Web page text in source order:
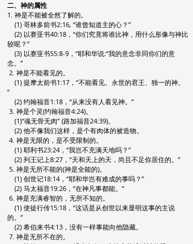
二、神的属性
1. 神是不能被全然了解的。
(1) 哥林多前书2:16, “谁曾知道主的心？”
(2) 以赛亚书40:18，“你们究竟将谁比神，用什么形像与神比
较呢？”
(3) 以赛亚书55:8-9，“耶和华说:“我的意念非同你们的意
念。”
2. 神是不能看见的。
(1) 提摩太前书1:17，“不能看见、永世的君王、独一的神。
”
(2) 约翰福音1:18，“从来没有人看见神。”
3. 神是个灵(约翰福音4:24)。
(1)“魂无骨无肉” (路加福音24:39)。
(2) 他不像我们这样，是个有肉体的被造物。
4. 神是无限的，是不受限制的。
(1) 耶利书23:24，“我岂不充满天地吗？”
(2) 列王记上8:27，“天和天上的天，尚且不足你居住的。”
5. 神是无所不能的(神是全能的)。
(1) 创世记18:14，“耶和华岂有难成的事吗？”
(2) 马太福音19:26，“在神凡事都能。”
6. 神是充满睿智的，无所不知的。
(1) 使徒行传15:18，“这话是从创世以来显明这事的主说
的。”
(2) 希伯来书4:13，没有一样事能向他隐藏。
7. 神是无所不在的。